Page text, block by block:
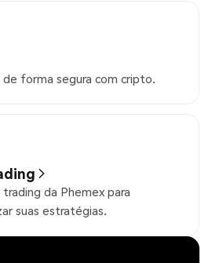
de forma segura com cripto.
da Phemex para
suas estratégias.